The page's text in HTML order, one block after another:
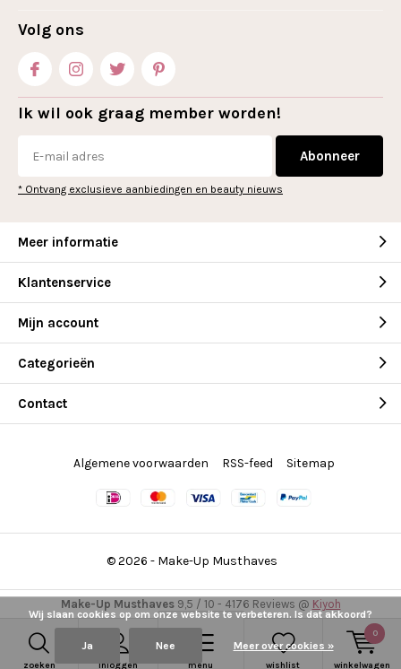
zoeken inloggen menu wishlist winkelwagen
0
Volg ons
Ik wil ook graag member worden!
Abonneer
* Ontvang exclusieve aanbiedingen en beauty nieuws
Meer informatie
Klantenservice
Mijn account
Categorieën
Contact
© 2026 - Make-Up Musthaves
Algemene voorwaarden RSS-feed Sitemap
Make-Up Musthaves9,5 / 10 - 4176 Reviews @ Kiyoh
Wij slaan cookies op om onze website te verbeteren. Is dat akkoord?
Ja Nee Meer over cookies »